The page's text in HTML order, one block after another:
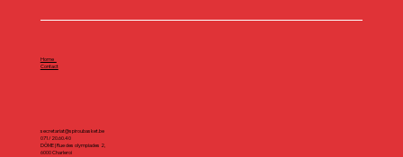
secretariat@spiroubasket.be
071/20.60.40
DÔME | Rue des olympiades 2,
6000 Charleroi
Home
Contact